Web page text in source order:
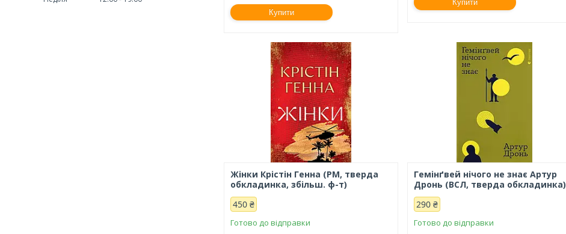
Купити
Купити
Жінки Крістін Генна (РМ, тверда
обкладинка, збільш. ф-т)
450 ₴
Готово до відправки
Гемінґвей нічого не знає Артур
Дронь (ВСЛ, тверда обкладинка)
290 ₴
Готово до відправки